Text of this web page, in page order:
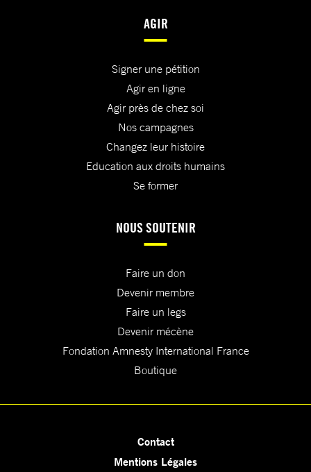
AGIR
Signer une pétition
Agir en ligne
Agir près de chez soi
Nos campagnes
Changez leur histoire
Education aux droits humains
Se former
NOUS SOUTENIR
Faire un don
Devenir membre
Faire un legs
Devenir mécène
Fondation Amnesty International France
Boutique
Contact
Mentions Légales